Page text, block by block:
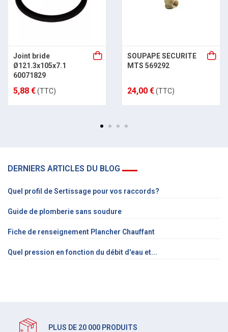
Joint bride
Ø121.3x105x7.1
60071829
5,88 €(TTC)
SOUPAPE SECURITE
MTS 569292
24,00 €(TTC)
DERNIERS ARTICLES DU BLOG
Quel profil de Sertissage pour vos raccords?
Guide de plomberie sans soudure
Fiche de renseignement Plancher Chauffant
Quel pression en fonction du débit d'eau et...
PLUS DE 20 000 PRODUITS